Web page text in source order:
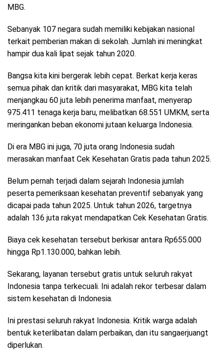
MBG.
Sebanyak 107 negara sudah memiliki kebijakan nasional
terkait pemberian makan di sekolah. Jumlah ini meningkat
hampir dua kali lipat sejak tahun 2020.
Bangsa kita kini bergerak lebih cepat. Berkat kerja keras
semua pihak dan kritik dari masyarakat, MBG kita telah
menjangkau 60 juta lebih penerima manfaat, menyerap
975.411 tenaga kerja baru, melibatkan 68.551 UMKM, serta
meringankan beban ekonomi jutaan keluarga Indonesia.
Di era MBG ini juga, 70 juta orang Indonesia sudah
merasakan manfaat Cek Kesehatan Gratis pada tahun 2025.
Belum pernah terjadi dalam sejarah Indonesia jumlah
peserta pemeriksaan kesehatan preventif sebanyak yang
dicapai pada tahun 2025. Untuk tahun 2026, targetnya
adalah 136 juta rakyat mendapatkan Cek Kesehatan Gratis.
Biaya cek kesehatan tersebut berkisar antara Rp655.000
hingga Rp1.130.000, bahkan lebih.
Sekarang, layanan tersebut gratis untuk seluruh rakyat
Indonesia tanpa terkecuali. Ini adalah rekor terbesar dalam
sistem kesehatan di Indonesia.
Ini prestasi seluruh rakyat Indonesia. Kritik warga adalah
bentuk keterlibatan dalam perbaikan, dan itu sangaerjuangt
diperlukan.